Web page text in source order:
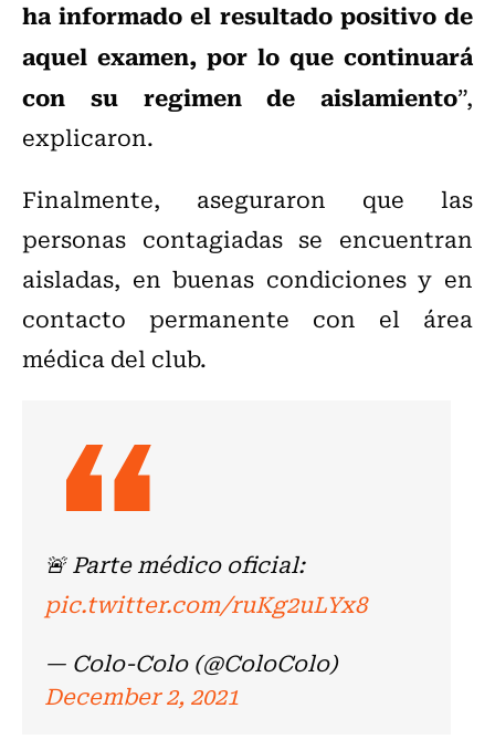
ha informado el resultado positivo de
aquel examen, por lo que continuará
con su regimen de aislamiento”,
explicaron.
Finalmente, aseguraron que las
personas contagiadas se encuentran
aisladas, en buenas condiciones y en
contacto permanente con el área
médica del club.
🚨 Parte médico oficial:
pic.twitter.com/ruKg2uLYx8
— Colo-Colo (@ColoColo)
December 2, 2021